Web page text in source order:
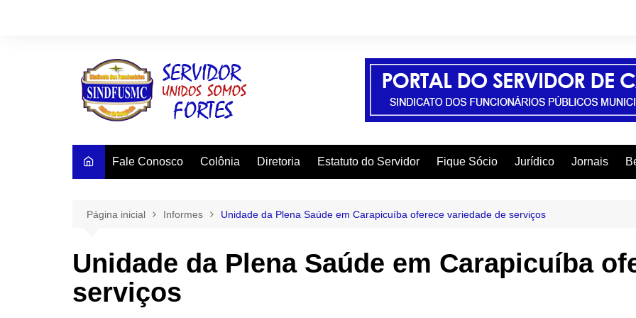
Fale Conosco Colônia Diretoria Estatuto do Servidor Fique Sócio Jurídico Jornais
Página inicial Informes Unidade da Plena Saúde em Carapicuíba oferece variedade de serviços
Unidade da Plena Saúde em Carapicuíba
serviços